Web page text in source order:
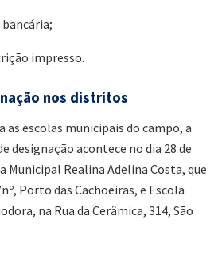
impresso.
nos distritos
as escolas municipais do campo, a
designação acontece no dia 28 de
Municipal Realina Adelina Costa, que
Porto das Cachoeiras, e Escola
na Rua da Cerâmica, 314, São